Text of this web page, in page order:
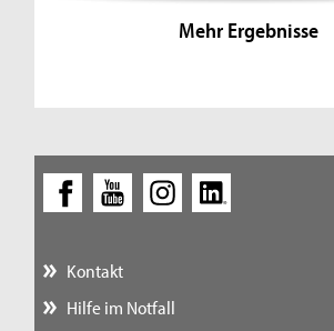
Mehr Ergebnisse
Kontakt
Hilfe im Notfall